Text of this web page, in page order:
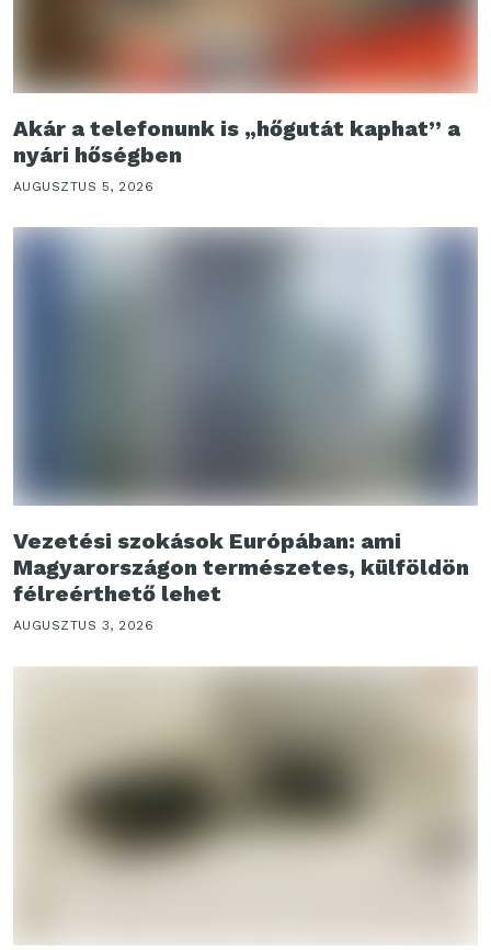
Akár a telefonunk is „hőgutát kaphat” a
nyári hőségben
AUGUSZTUS 5, 2026
Vezetési szokások Európában: ami
Magyarországon természetes, külföldön
félreérthető lehet
AUGUSZTUS 3, 2026